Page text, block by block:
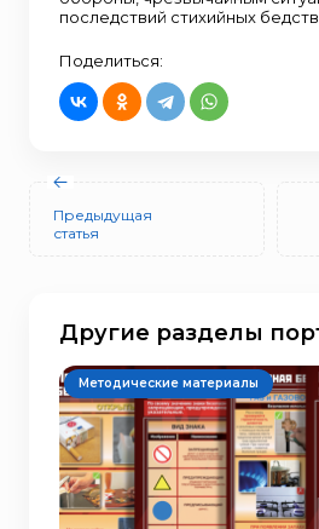
последствий стихийных
Поделиться:
Предыдущая
статья
Другие разделы
Методические материалы